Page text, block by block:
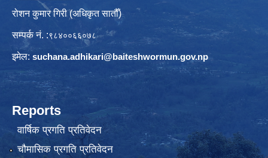
रोशन कुमार गिरी (अधिकृत सातौँ)
सम्पर्क नं. :९८४००६६०७८
इमेल: suchana.adhikari@baiteshwormun.gov.np
Reports
वार्षिक प्रगति प्रतिवेदन
चौमासिक प्रगति प्रतिवेदन